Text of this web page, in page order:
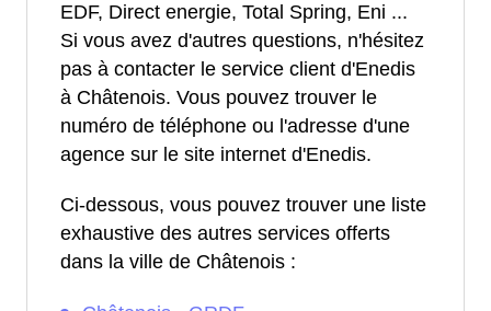
EDF, Direct energie, Total Spring, Eni ...
Si vous avez d'autres questions, n'hésitez
pas à contacter le service client d'Enedis
à Châtenois. Vous pouvez trouver le
numéro de téléphone ou l'adresse d'une
agence sur le site internet d'Enedis.
Ci-dessous, vous pouvez trouver une liste
exhaustive des autres services offerts
dans la ville de Châtenois :